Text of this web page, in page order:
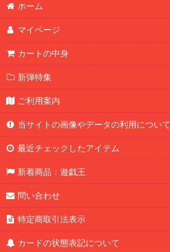
ホーム
マイページ
カートの中身
新弾特集
ご利用案内
当サイトの画像やデータの利用について
最近チェックしたアイテム
新着商品：遊戯王
問い合わせ
特定商取引法表示
カードの状態表記について